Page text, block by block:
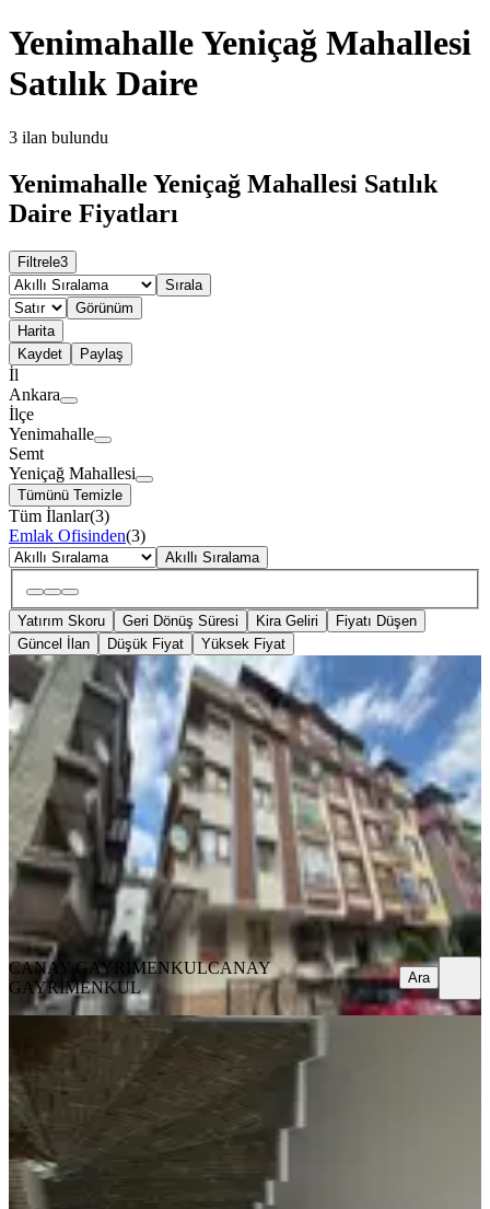
Yenimahalle Yeniçağ Mahallesi
Satılık Daire
3 ilan bulundu
Yenimahalle Yeniçağ Mahallesi Satılık
Daire Fiyatları
Filtrele3
Sırala
Görünüm
Harita
Kaydet
Paylaş
İl
Ankara
İlçe
Yenimahalle
Semt
Yeniçağ Mahallesi
Tümünü Temizle
Tüm İlanlar(3)
Emlak Ofisinden(3)
Akıllı Sıralama
Yatırım Skoru Geri Dönüş Süresi Kira Geliri
Fiyatı Düşen
Güncel İlan
Düşük Fiyat Yüksek Fiyat
ŞÖMİNELİ
Yenimahalle Yeniçağ Mah. Uğuzlar
Sk. 280 M² Satılık 5,5+1 Dublex Daire
Yenimahalle, Yeniçağ Mahallesi
5+1 ·280 m²· Çatı Katı·02.07.2026
8.000.000 ₺
CANAY GAYRİMENKULCANAY GAYRİMENKUL
Ara
CANAY GAYRİMENKULCANAY
GAYRİMENKUL
Ara
Yenimahalle Cengiz Sk 6+1 250 M2
Çift Teraslı Dubleks Daire Satılık
Yenimahalle, Yeniçağ Mahallesi
6+1 · 250 m²·